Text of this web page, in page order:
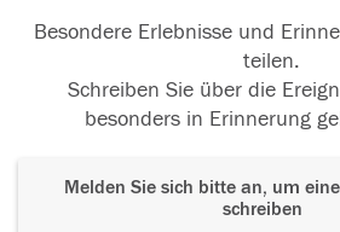
Besondere Erlebnisse und
teilen.
Schreiben Sie über die
besonders in Erinnerung
Melden Sie sich bitte an, um
schreiben